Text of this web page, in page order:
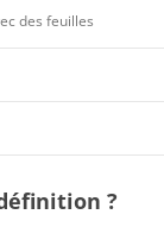
des feuilles
?